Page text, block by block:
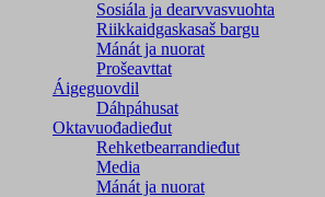
Sosiála ja dearvvasvuohta
Riikkaidgaskasaš bargu
Mánát ja nuorat
Prošeavttat
Áigeguovdil
Dáhpáhusat
Oktavuođadieđut
Rehketbearrandieđut
Media
Mánát ja nuorat